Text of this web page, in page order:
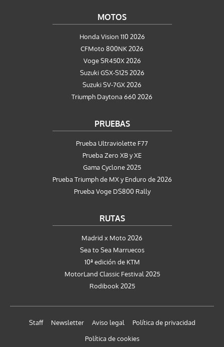
MOTOS
Honda Vision 110 2026
CFMoto 800NK 2026
Voge SR450X 2026
Suzuki GSX-S125 2026
Suzuki SV-7GX 2026
Triumph Daytona 660 2026
PRUEBAS
Prueba Ultraviolette F77
Prueba Zero XB y XE
Gama Cyclone 2025
Prueba Triumph de MX y Enduro de 2026
Prueba Voge DS800 Rally
RUTAS
Madrid x Moto 2026
Sea to Sea Marruecos
10ª edición de KTM
MotorLand Classic Festival 2025
Rodibook 2025
Staff Newsletter Aviso legal
Política de privacidad
Política de cookies